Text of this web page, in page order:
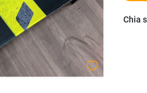
Chia